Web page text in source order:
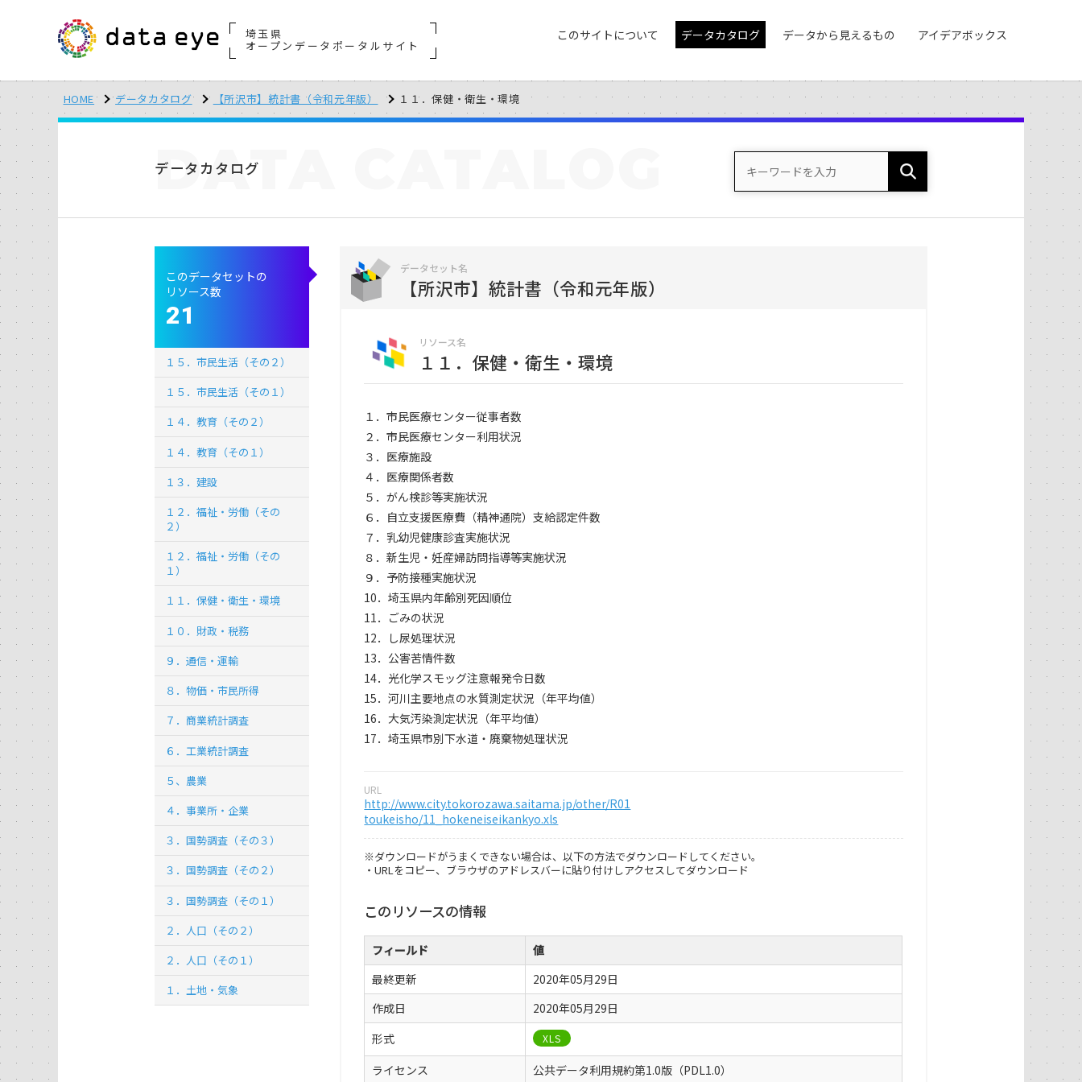
埼玉県
オープンデータポータルサイト
このサイトについて データカタログ データから見えるもの アイデアボックス
HOME データカタログ 【所沢市】統計書（令和元年版） １１．保健・衛生・環境
データカタログ
DATA
データセット名
【所沢市】統計書（令和元年版）
リソース名
１１．保健・衛生・環境
１．市民医療センター従事者数
２．市民医療センター利用状況
３．医療施設
４．医療関係者数
５．がん検診等実施状況
６．自立支援医療費（精神通院）支給認定件数
７．乳幼児健康診査実施状況
８．新生児・妊産婦訪問指導等実施状況
９．予防接種実施状況
10．埼玉県内年齢別死因順位
11．ごみの状況
12．し尿処理状況
13．公害苦情件数
14．光化学スモッグ注意報発令日数
15．河川主要地点の水質測定状況（年平均値）
16．大気汚染測定状況（年平均値）
17．埼玉県市別下水道・廃棄物処理状況
URL
http://www.city.tokorozawa.saitama.jp/other/R01
toukeisho/11_hokeneiseikankyo.xls
※ダウンロードがうまくできない場合は、以下の方法でダウンロードしてください。
・URLをコピー、ブラウザのアドレスバーに貼り付けしアクセスしてダウンロード
このリソースの情報
フィールド
値
最終更新
2020年05月29日
作成日
2020年05月29日
形式
XLS
ライセンス 公共データ利用規約第1.0版（PDL1.0）
このデータセットの
リソース数
21
１５．市民生活（その２）
１５．市民生活（その１）
１４．教育（その２）
１４．教育（その１）
１３．建設
１２．福祉・労働（その
２）
１２．福祉・労働（その
１）
１１．保健・衛生・環境
１０．財政・税務
９．通信・運輸
８．物価・市民所得
７．商業統計調査
６．工業統計調査
５、農業
４．事業所・企業
３．国勢調査（その３）
３．国勢調査（その２）
３．国勢調査（その１）
２．人口（その２）
２．人口（その１）
１．土地・気象